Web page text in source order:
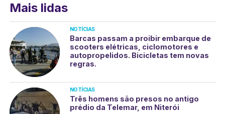
Mais lidas
NOTÍCIAS
Barcas passam a proibir embarque de
scooters elétricas, ciclomotores e
autopropelidos. Bicicletas tem novas
regras.
NOTÍCIAS
Três homens são presos no antigo
prédio da Telemar, em Niterói